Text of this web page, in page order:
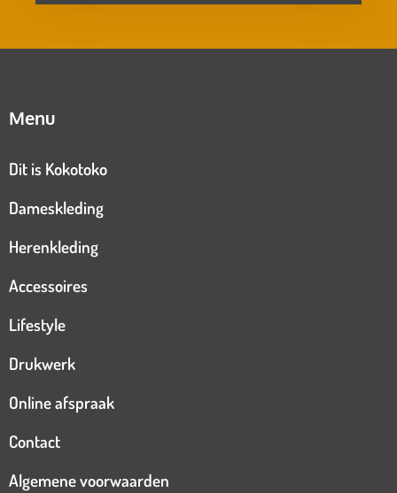
Menu
Dit is Kokotoko
Dameskleding
Herenkleding
Accessoires
Lifestyle
Drukwerk
Online afspraak
Contact
Algemene voorwaarden